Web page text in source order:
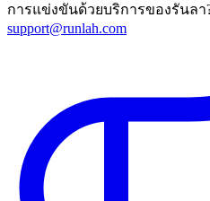
การแข่งขันด้วยบริการของรันลา
support@runlah.com